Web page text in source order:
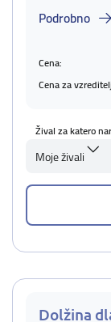
Podrobno
Cena:
Cena za
Žival za katero
Moje živali
Dolžina